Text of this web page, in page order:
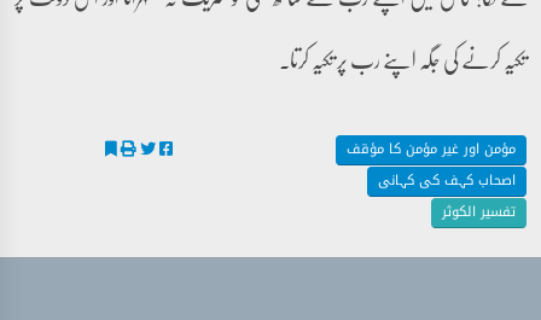
تکیہ کرنے کی جگہ اپنے رب پر تکیہ کرتا۔
مؤمن اور غیر مؤمن کا مؤقف
اصحاب کہف کی کہانی
تفسیر الکوثر